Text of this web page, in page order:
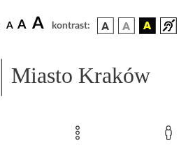
A A A kontrast:
Miasto Kraków